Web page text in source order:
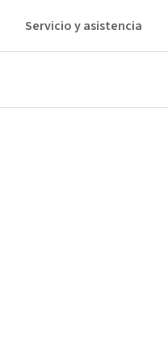
Servicio y asistencia